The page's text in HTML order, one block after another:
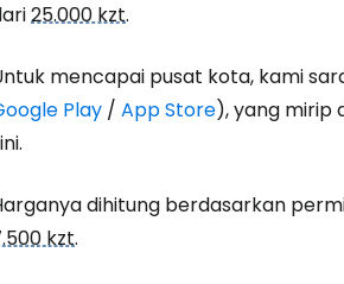
25.000 kzt.
mencapai pusat kota, kami
Play / App Store), yang mirip
dihitung berdasarkan
kzt.